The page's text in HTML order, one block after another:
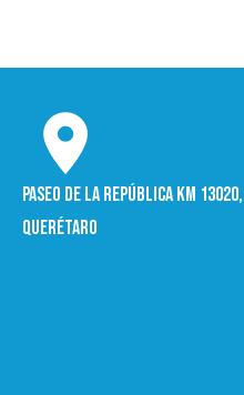
Paseo de la República Km
Querétaro